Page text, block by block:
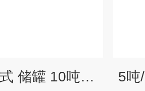
山东济南立式 储罐 10吨尖底储药罐 5吨